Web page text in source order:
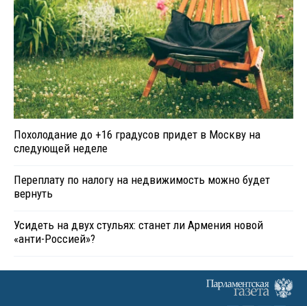
Похолодание до +16 градусов придет в Москву на
следующей неделе
Переплату по налогу на недвижимость можно будет
вернуть
Усидеть на двух стульях: станет ли Армения новой
«анти-Россией»?